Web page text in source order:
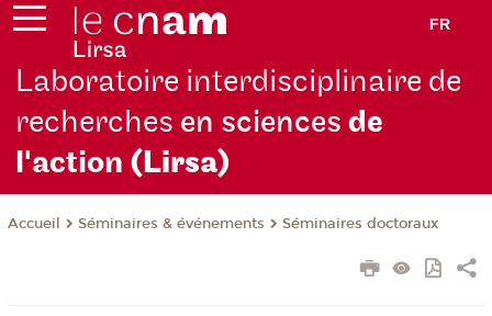
FR
Laboratoire interdisciplinaire de
recherches en sciencesde
l'action (Lirsa)
Accueil Séminaires & événements Séminaires doctoraux